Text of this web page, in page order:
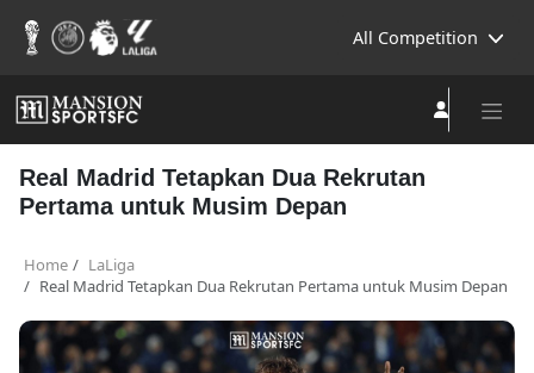
All Competition
Real Madrid Tetapkan Dua Rekrutan
Pertama untuk Musim Depan
Home
LaLiga
Real Madrid Tetapkan Dua Rekrutan Pertama untuk Musim Depan